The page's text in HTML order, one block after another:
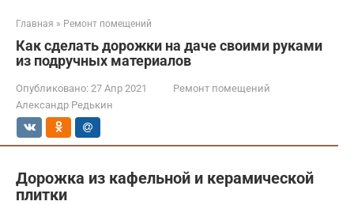
Главная » Ремонт помещений
Как сделать дорожки на даче своими руками
из подручных материалов
Опубликовано: 27 Апр 2021
Ремонт помещений
Александр Редькин
Дорожка из кафельной и керамической
плитки